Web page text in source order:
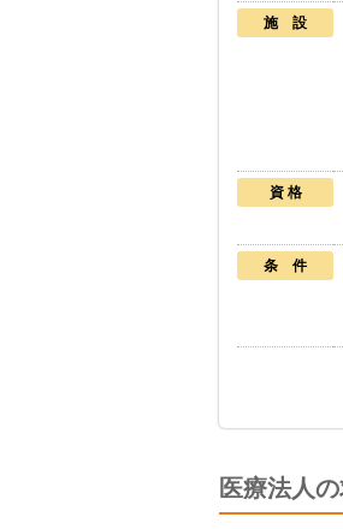
施 設
資 格
条 件
医療法人